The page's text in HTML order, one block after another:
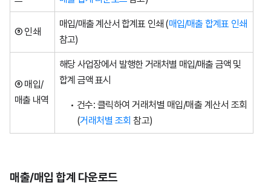
⑤ 인쇄
매입/매출 계산서 합계표 인쇄 (매입/매출 합계표 인쇄
참고)
⑥ 매입/
매출 내역
해당 사업장에서 발행한 거래처별 매입/매출 금액 및
합계 금액 표시
건수: 클릭하여 거래처별 매입/매출 계산서 조회
(거래처별 조회 참고)
매출/매입 합계 다운로드